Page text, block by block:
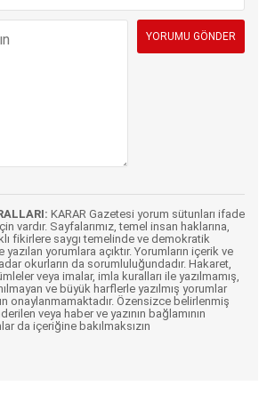
KARAR Gazetesi yorum sütunları ifade
vardır. Sayfalarımız, temel insan haklarına,
fikirlere saygı temelinde ve demokratik
yorumlara açıktır. Yorumların içerik ve
okurların da sorumluluğundadır. Hakaret,
veya imalar, imla kuralları ile yazılmamış,
ve büyük harflerle yazılmış yorumlar
onaylanmamaktadır. Özensizce belirlenmiş
veya haber ve yazının bağlamının
da içeriğine bakılmaksızın